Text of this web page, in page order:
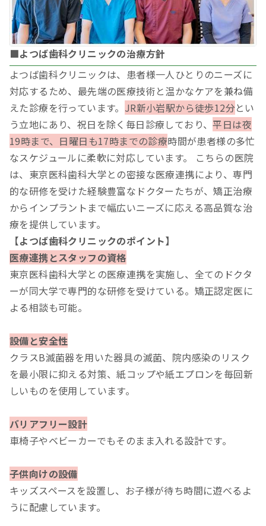
■よつば歯科クリニックの治療方針
よつば歯科クリニックは、患者様一人ひとりのニーズに
対応するため、最先端の医療技術と温かなケアを兼ね備
えた診療を行っています。 JR新小岩駅から徒歩12分とい
う立地にあり、祝日を除く毎日診療しており、平日は夜
19時まで、日曜日も17時までの診療時間が患者様の多忙
なスケジュールに柔軟に対応しています。 こちらの医院
は、東京医科歯科大学との密接な医療連携により、専門
的な研修を受けた経験豊富なドクターたちが、矯正治療
からインプラントまで幅広いニーズに応える高品質な治
療を提供しています。
【よつば歯科クリニックのポイント】
医療連携とスタッフの資格
東京医科歯科大学との医療連携を実施し、全てのドクタ
ーが同大学で専門的な研修を受けている。矯正認定医に
よる相談も可能。
設備と安全性
クラスB滅菌器を用いた器具の滅菌、院内感染のリスク
を最小限に抑える対策、紙コップや紙エプロンを毎回新
しいものを使用しています。
バリアフリー設計
車椅子やベビーカーでもそのまま入れる設計です。
子供向けの設備
キッズスペースを設置し、お子様が待ち時間に遊べるよ
うに配慮しています。